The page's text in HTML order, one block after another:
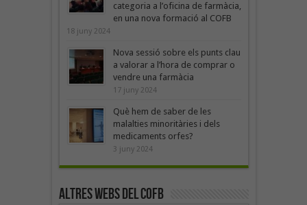
categoria a l’oficina de farmàcia,
en una nova formació al COFB
18 juny 2024
Nova sessió sobre els punts clau
a valorar a l’hora de comprar o
vendre una farmàcia
17 juny 2024
Què hem de saber de les
malalties minoritàries i dels
medicaments orfes?
3 juny 2024
Altres webs del COFB